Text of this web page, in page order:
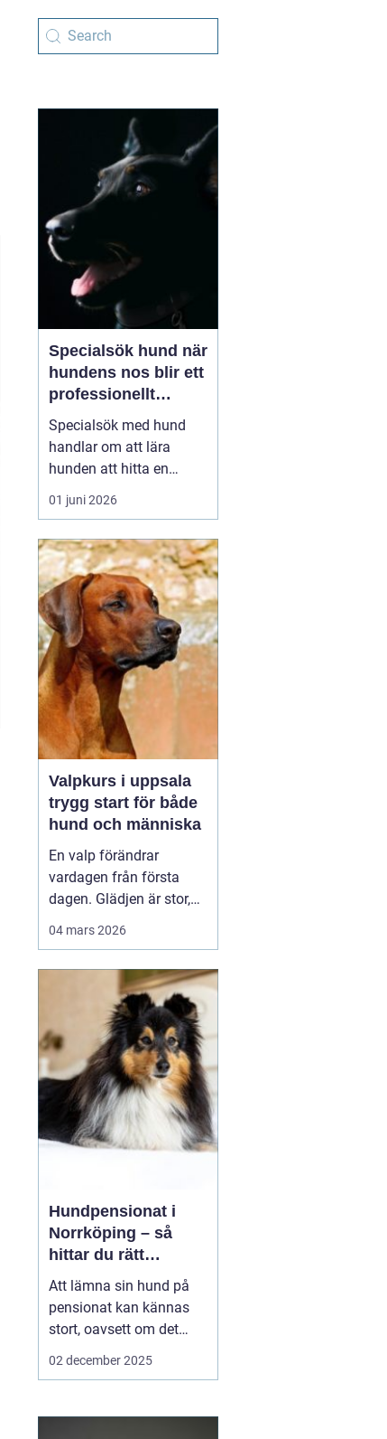
Specialsök hund när
hundens nos blir ett
professionellt
verktyg
Specialsök med hund
handlar om att lära
hunden att hitta en
specifik doft, till exempel
narkotika, vägglöss,
ämnen som människor
har svårt att upptäcka
själva. Genom
strukturerad träning kan
både arbets- och
sällskapshundar ut...
01 juni 2026
Valpkurs i uppsala
trygg start för både
hund och människa
En valp förändrar
vardagen från första
dagen. Glädjen är stor,
följsam och social hund.
En genomtänktvalpkurs
upsala
ger både valp
och äga...
04 mars 2026
Hundpensionat i
Norrköping – så
hittar du rätt
omsorg för din hund
Att lämna sin hund på
pensionat kan kännas
stort, oavsett om det
gäller en hel semester
runt Norrköping letar
02 december 2025